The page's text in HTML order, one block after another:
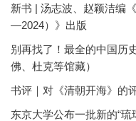
新书 | 汤志波、赵颖洁编
—2024）》出版
别再找了！最全的中国历
佛、杜克等馆藏）
书评｜对《清朝开海》的
东京大学公布一批新的“琉